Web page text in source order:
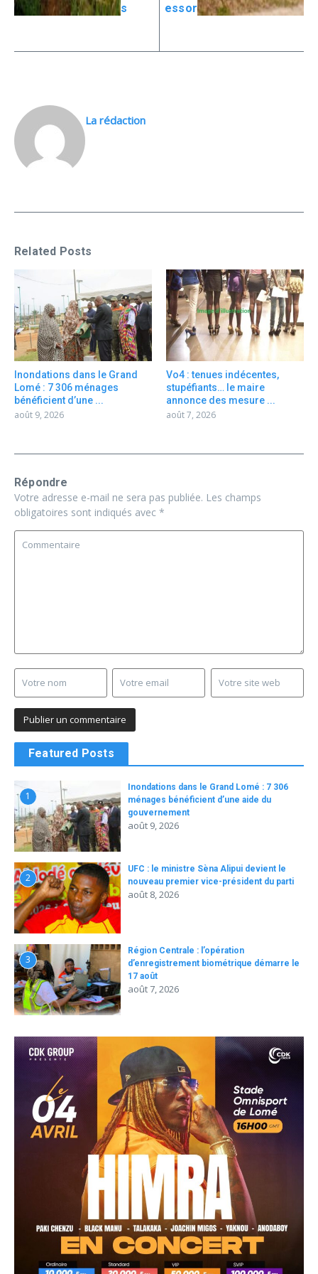
s
essor
La rédaction
Related Posts
Inondations dans le Grand
Lomé : 7 306 ménages
bénéficient d’une ...
août 9, 2026
Vo4 : tenues indécentes,
stupéfiants… le maire
annonce des mesure ...
août 7, 2026
Répondre
Votre adresse e-mail ne sera pas publiée. Les champs
obligatoires sont indiqués avec *
Featured Posts
1
Inondations dans le Grand Lomé : 7 306
ménages bénéficient d’une aide du
gouvernement
août 9, 2026
2
UFC : le ministre Sèna Alipui devient le
nouveau premier vice-président du parti
août 8, 2026
3
Région Centrale : l’opération
d’enregistrement biométrique démarre le
17 août
août 7, 2026